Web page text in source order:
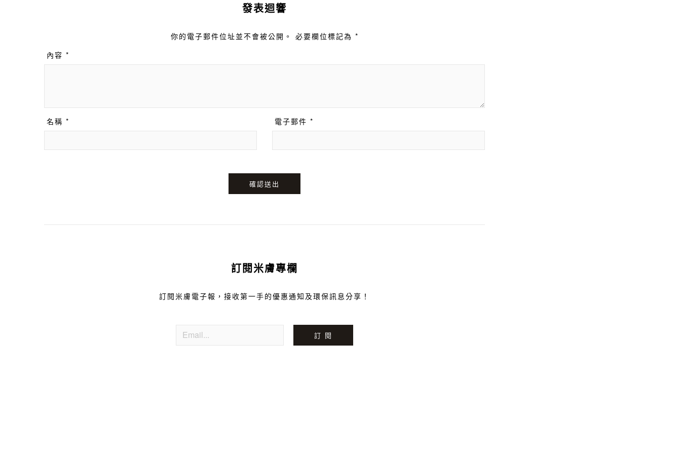
發表迴響
你的電子郵件位址並不會被公開。 必要欄位標記為 *
內容 *
名稱 * 電子郵件 *
確認送出
訂閱米膚專欄
訂閱米膚電子報，接收第一手的優惠通知及環保訊息分享！
訂 閱